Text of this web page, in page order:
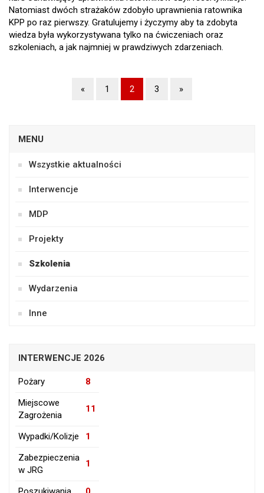
Natomiast dwóch strażaków zdobyło uprawnienia ratownika
KPP po raz pierwszy. Gratulujemy i życzymy aby ta zdobyta
wiedza była wykorzystywana tylko na ćwiczeniach oraz
szkoleniach, a jak najmniej w prawdziwych zdarzeniach.
« 1 2 3 »
MENU
Wszystkie aktualności
Interwencje
MDP
Projekty
Szkolenia
Wydarzenia
Inne
INTERWENCJE 2026
Pożary
8
Miejscowe
Zagrożenia
11
Wypadki/Kolizje
1
Zabezpieczenia
w JRG
1